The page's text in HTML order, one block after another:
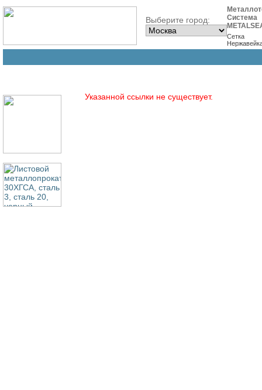
Выберите город:
Система
Сетка
Указанной ссылки не существует.